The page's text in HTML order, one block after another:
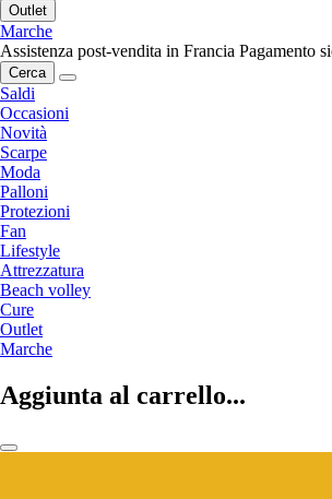
Outlet
Marche
Assistenza post-vendita in Francia Pagamento
Cerca
Saldi
Occasioni
Novità
Scarpe
Moda
Palloni
Protezioni
Fan
Lifestyle
Attrezzatura
Beach volley
Cure
Outlet
Marche
Aggiunta al carrello...